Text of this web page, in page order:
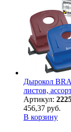
Дырокол
листов,
Артикул:
456,37 руб.
В корзину